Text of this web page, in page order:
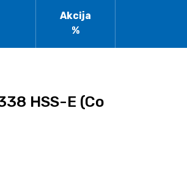
Akcija
%
HSS-E (Co